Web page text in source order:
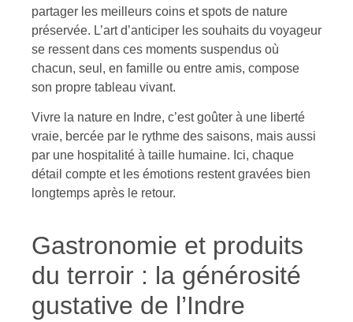
partager les meilleurs coins et spots de nature
préservée. L’art d’anticiper les souhaits du voyageur
se ressent dans ces moments suspendus où
chacun, seul, en famille ou entre amis, compose
son propre tableau vivant.
Vivre la nature en Indre, c’est goûter à une liberté
vraie, bercée par le rythme des saisons, mais aussi
par une hospitalité à taille humaine. Ici, chaque
détail compte et les émotions restent gravées bien
longtemps après le retour.
Gastronomie et produits
du terroir : la générosité
gustative de l’Indre